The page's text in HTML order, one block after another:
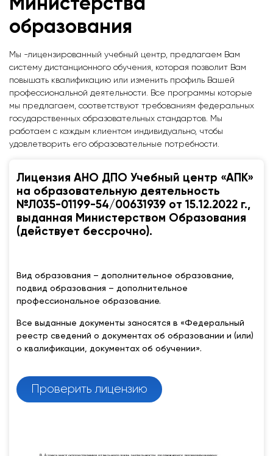
Министерства
образования
Мы -лицензированный учебный центр, предлагаем Вам
систему дистанционного обучения, которая позволит Вам
повышать квалификацию или изменить профиль Вашей
профессиональной деятельности. Все программы которые
мы предлагаем, соответствуют требованиям федеральных
государственных образовательных стандартов. Мы
работаем с каждым клиентом индивидуально, чтобы
удовлетворить его образовательные потребности.
Лицензия АНО ДПО Учебный центр «АПК»
на образовательную деятельность
№Л035-01199-54/00631939 от 15.12.2022 г.,
выданная Министерством Образования
(действует бессрочно).
Вид образования – дополнительное образование,
подвид образования – дополнительное
профессиональное образование.
Все выданные документы заносятся в «Федеральный
реестр сведений о документах об образовании и (или)
о квалификации, документах об обучении».
Проверить лицензию